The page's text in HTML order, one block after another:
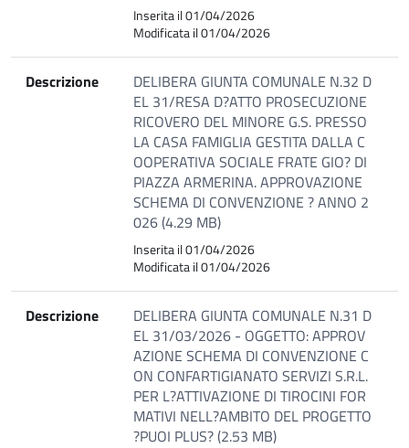
Inserita il 01/04/2026
Modificata il 01/04/2026
Descrizione
DELIBERA GIUNTA COMUNALE N.32 D
EL 31/RESA D?ATTO PROSECUZIONE
RICOVERO DEL MINORE G.S. PRESSO
LA CASA FAMIGLIA GESTITA DALLA C
OOPERATIVA SOCIALE FRATE GIO? DI
PIAZZA ARMERINA. APPROVAZIONE
SCHEMA DI CONVENZIONE ? ANNO 2
026 (4.29 MB)
Inserita il 01/04/2026
Modificata il 01/04/2026
Descrizione
DELIBERA GIUNTA COMUNALE N.31 D
EL 31/03/2026 - OGGETTO: APPROV
AZIONE SCHEMA DI CONVENZIONE C
ON CONFARTIGIANATO SERVIZI S.R.L.
PER L?ATTIVAZIONE DI TIROCINI FOR
MATIVI NELL?AMBITO DEL PROGETTO
?PUOI PLUS? (2.53 MB)